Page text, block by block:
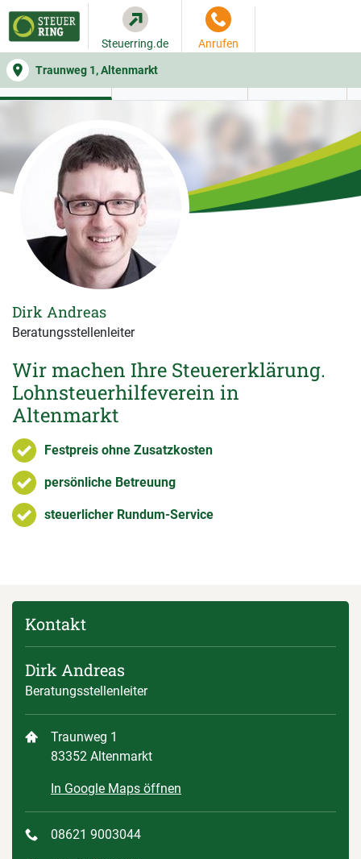
Traunweg 1, Altenmarkt
Steuerring.de Anrufen
WER SIE BERÄT BEITRAGSRECHNER
Wir machen Ihre Steuererklärung.
Lohnsteuerhilfeverein in
Altenmarkt
Festpreis ohne Zusatzkosten
persönliche Betreuung
steuerlicher Rundum-Service
Dirk Andreas
Beratungsstellenleiter
Kontakt
Dirk Andreas
Beratungsstellenleiter
Traunweg 1
83352 Altenmarkt
In Google Maps öffnen
08621 9003044